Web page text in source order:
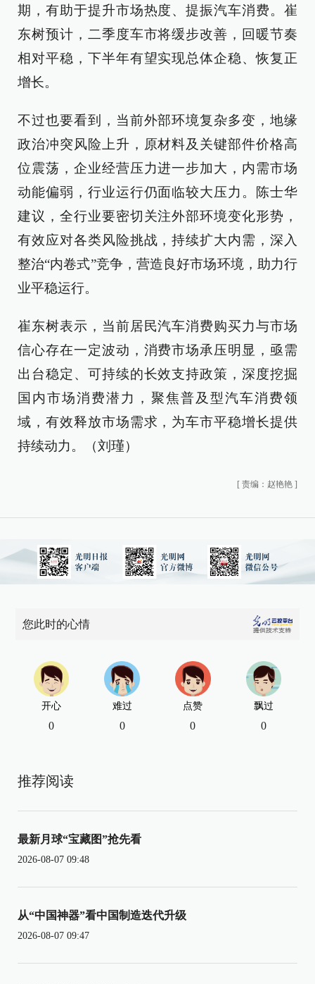
期，有助于提升市场热度、提振汽车消费。崔
东树预计，二季度车市将缓步改善，回暖节奏
相对平稳，下半年有望实现总体企稳、恢复正
增长。
不过也要看到，当前外部环境复杂多变，地缘
政治冲突风险上升，原材料及关键部件价格高
位震荡，企业经营压力进一步加大，内需市场
动能偏弱，行业运行仍面临较大压力。陈士华
建议，全行业要密切关注外部环境变化形势，
有效应对各类风险挑战，持续扩大内需，深入
整治“内卷式”竞争，营造良好市场环境，助力行
业平稳运行。
崔东树表示，当前居民汽车消费购买力与市场
信心存在一定波动，消费市场承压明显，亟需
出台稳定、可持续的长效支持政策，深度挖掘
国内市场消费潜力，聚焦普及型汽车消费领
域，有效释放市场需求，为车市平稳增长提供
持续动力。（刘瑾）
[ 责编：赵艳艳 ]
您此时的心情
开心
0
难过
0
点赞
0
飘过
0
推荐阅读
最新月球“宝藏图”抢先看
2026-08-07 09:48
从“中国神器”看中国制造迭代升级
2026-08-07 09:47